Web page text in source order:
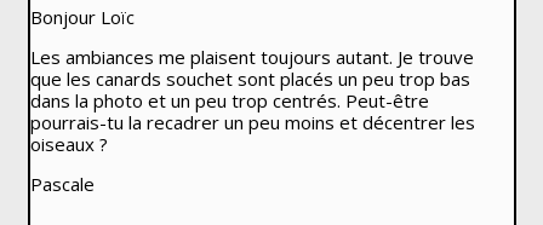
Bonjour Loïc
Les ambiances me plaisent toujours autant. Je trouve
que les canards souchet sont placés un peu trop bas
dans la photo et un peu trop centrés. Peut-être
pourrais-tu la recadrer un peu moins et décentrer les
oiseaux ?
Pascale